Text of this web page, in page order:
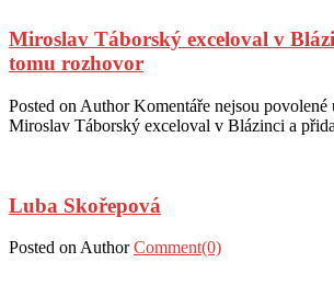
Miroslav Táborský exceloval v
tomu rozhovor
Posted on Author Komentáře nejsou povolené
Miroslav Táborský exceloval v Blázinci a
Luba Skořepová
Posted on Author Comment(0)